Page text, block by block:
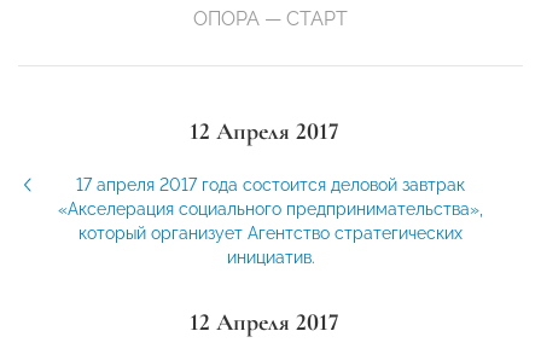
ОПОРА — СТАРТ
12 Апреля 2017
17 апреля 2017 года состоится деловой завтрак
«Акселерация социального предпринимательства»,
который организует Агентство стратегических
инициатив.
12 Апреля 2017